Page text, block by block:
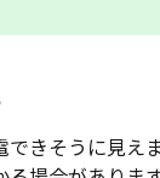
きそうに見え